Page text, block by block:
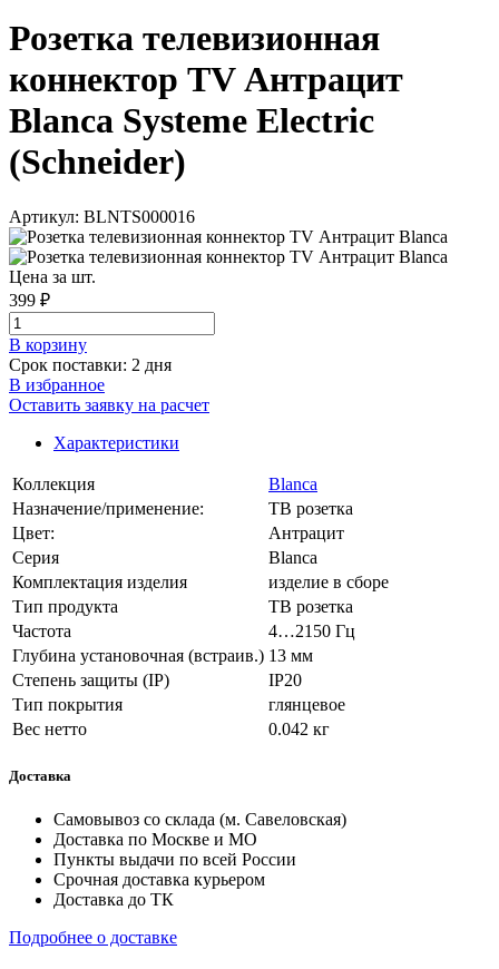
Розетка телевизионная
коннектор TV Антрацит
Blanca Systeme Electric
(Schneider)
Артикул: BLNTS000016
Цена за шт.
399 ₽
В корзинy
Срок поставки: 2 дня
В избранное
Оставить заявку на расчет
Характеристики
Коллекция
Blanca
Назначение/применение:
ТВ розетка
Цвет:
Антрацит
Серия
Blanca
Комплектация изделия
изделие в сборе
Тип продукта
ТВ розетка
Частота
4…2150 Гц
Глубина установочная (встраив.) 13 мм
Степень защиты (IP)
IP20
Тип покрытия
глянцевое
Вес нетто
0.042 кг
Доставка
Самовывоз со склада (м. Савеловская)
Доставка по Москве и МО
Пункты выдачи по всей России
Срочная доставка курьером
Доставка до ТК
Подробнее о доставке